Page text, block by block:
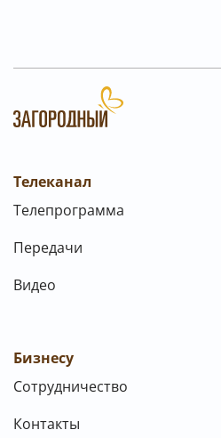
Телеканал
Телепрограмма
Передачи
Видео
Бизнесу
Сотрудничество
Контакты